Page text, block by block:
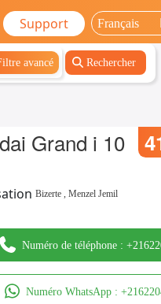
Support
avancé Rechercher
Grand i 10
Bizerte ,Menzel Jemil
Numéro de téléphone :
Numéro WhatsApp :